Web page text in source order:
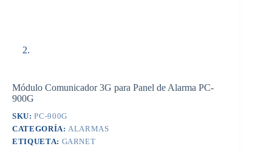
Módulo Comunicador 3G para Panel de Alarma PC-
900G
SKU:PC-900G
CATEGORÍA:ALARMAS
ETIQUETA: GARNET